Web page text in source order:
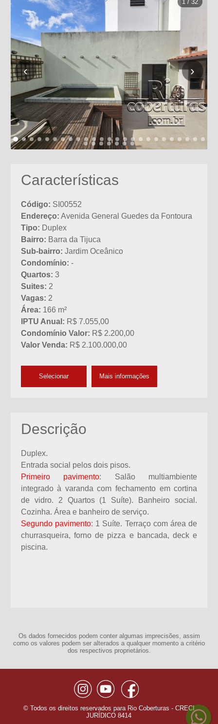
‹ ›
1 / 32
Descrição
Duplex.
Entrada social pelos dois pisos.
Primeiro pavimento: Salão multiambiente
integrado à varanda com fechamento em cortina
de vidro. 2 Quartos (1 Suíte). Banheiro social.
Cozinha. Área e banheiro de serviço.
Segundo pavimento: 1 Suíte. Terraço com área de
churrasqueira, forno de pizza e bancada, deck e
piscina.
Características
Código: SI00552
Endereço: Avenida General Guedes da Fontoura
Tipo: Duplex
Bairro: Barra da Tijuca
Sub-bairro: Jardim Oceânico
Condomínio: -
Quartos: 3
Suites: 2
Vagas: 2
Área: 166 m²
IPTU Anual: R$ 7.055,00
Condomínio Valor: R$ 2.200,00
Valor Venda: R$ 2.100.000,00
Selecionar Mais informações
Os dados fornecidos podem conter algumas imprecisões, assim
como os valores podem ser alterados a qualquer momento a critério
dos respectivos proprietários.
© Todos os direitos reservados para Rio Coberturas - CRECI
JURÍDICO 8414